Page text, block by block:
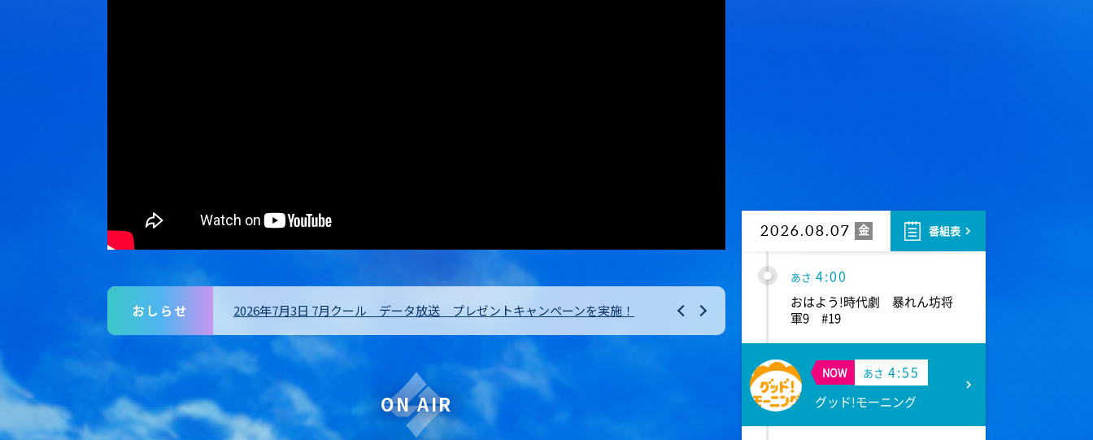
おしらせ 2026年7月3日 7月クール データ放送 プレゼントキャンペーンを実施！
ON AIR
2026.08.07 金 番組表
あさ 4:00
おはよう!時代劇 暴れん坊将
軍9 #19
NOW あさ 4:55
グッド!モーニング